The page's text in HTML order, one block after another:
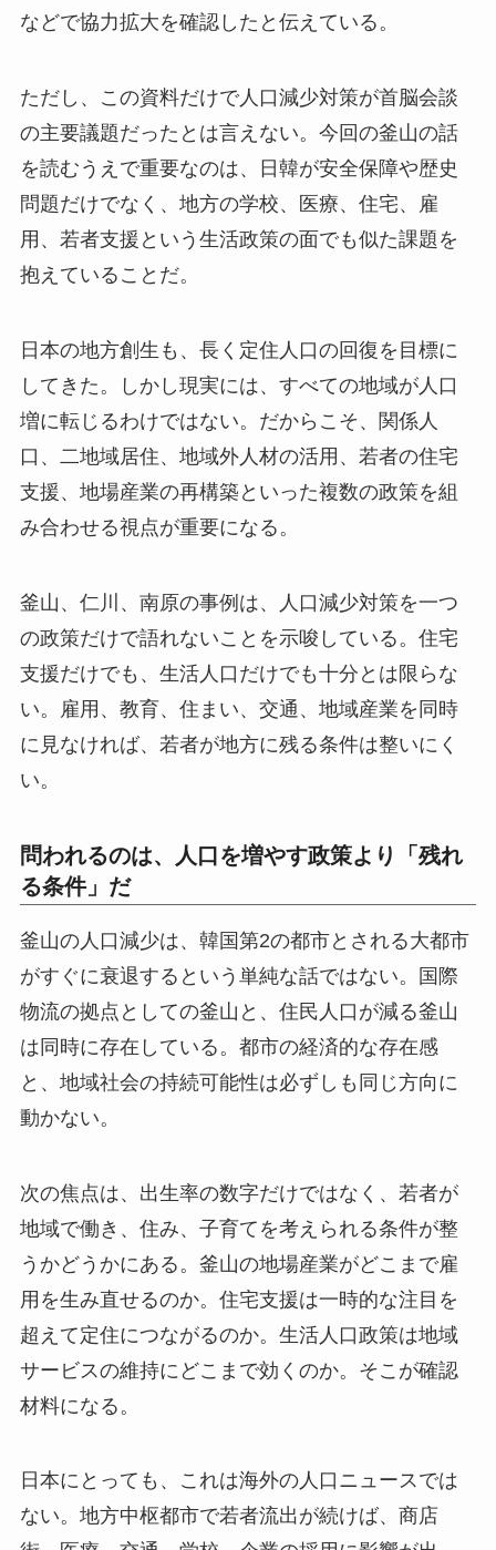
などで協力拡大を確認したと伝えている。
ただし、この資料だけで人口減少対策が首脳会談
の主要議題だったとは言えない。今回の釜山の話
を読むうえで重要なのは、日韓が安全保障や歴史
問題だけでなく、地方の学校、医療、住宅、雇
用、若者支援という生活政策の面でも似た課題を
抱えていることだ。
日本の地方創生も、長く定住人口の回復を目標に
してきた。しかし現実には、すべての地域が人口
増に転じるわけではない。だからこそ、関係人
口、二地域居住、地域外人材の活用、若者の住宅
支援、地場産業の再構築といった複数の政策を組
み合わせる視点が重要になる。
釜山、仁川、南原の事例は、人口減少対策を一つ
の政策だけで語れないことを示唆している。住宅
支援だけでも、生活人口だけでも十分とは限らな
い。雇用、教育、住まい、交通、地域産業を同時
に見なければ、若者が地方に残る条件は整いにく
い。
問われるのは、人口を増やす政策より「残れ
る条件」だ
釜山の人口減少は、韓国第2の都市とされる大都市
がすぐに衰退するという単純な話ではない。国際
物流の拠点としての釜山と、住民人口が減る釜山
は同時に存在している。都市の経済的な存在感
と、地域社会の持続可能性は必ずしも同じ方向に
動かない。
次の焦点は、出生率の数字だけではなく、若者が
地域で働き、住み、子育てを考えられる条件が整
うかどうかにある。釜山の地場産業がどこまで雇
用を生み直せるのか。住宅支援は一時的な注目を
超えて定住につながるのか。生活人口政策は地域
サービスの維持にどこまで効くのか。そこが確認
材料になる。
日本にとっても、これは海外の人口ニュースでは
ない。地方中枢都市で若者流出が続けば、商店